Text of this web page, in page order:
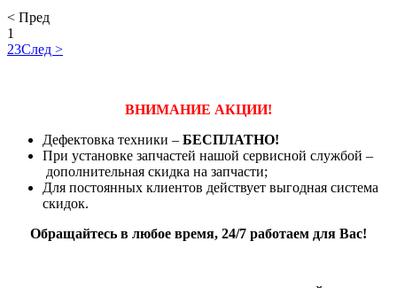
< Пред
1
23След >
ВНИМАНИЕ АКЦИИ!
Дефектовка техники – БЕСПЛАТНО!
При установке запчастей нашой сервисной службой –
дополнительная скидка на запчасти;
Для постоянных клиентов действует выгодная система
скидок.
Обращайтесь в любое время, 24/7 работаем для Вас!